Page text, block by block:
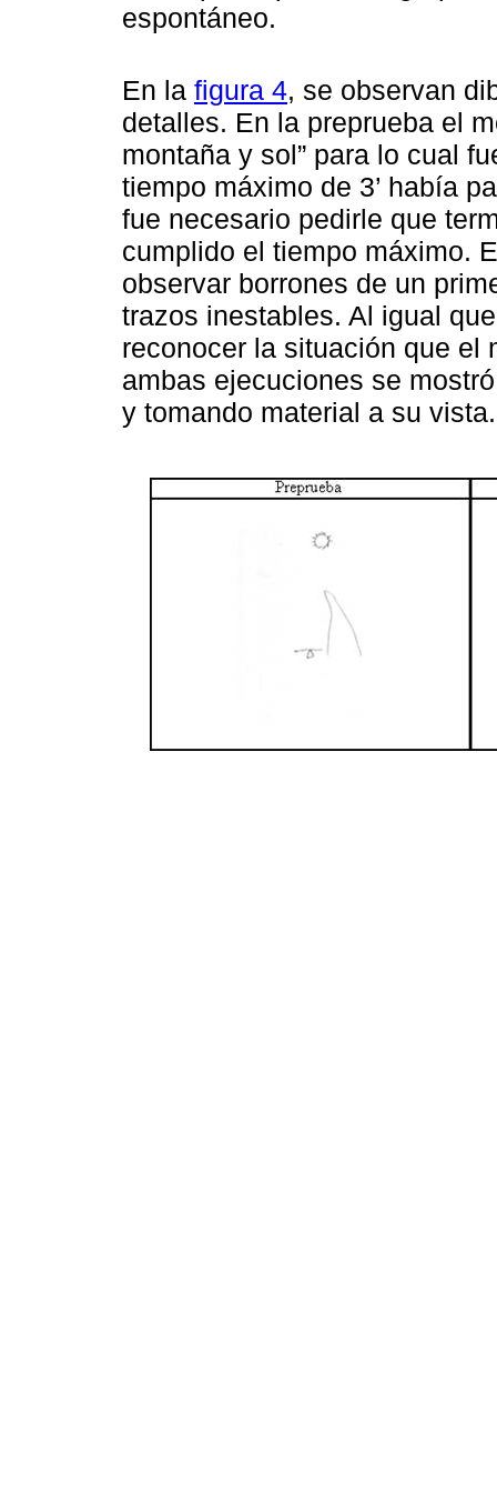
espontáneo.
En la figura 4, se observan
detalles. En la preprueba el
montaña y sol” para lo cual
tiempo máximo de 3’ había
fue necesario pedirle que
cumplido el tiempo máximo.
observar borrones de un
trazos inestables. Al igual
reconocer la situación que el
ambas ejecuciones se
y tomando material a su vista.